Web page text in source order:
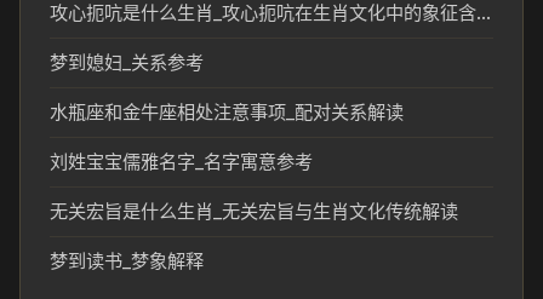
攻心扼吭是什么生肖_攻心扼吭在生肖文化中的象征含义
梦到媳妇_关系参考
水瓶座和金牛座相处注意事项_配对关系解读
刘姓宝宝儒雅名字_名字寓意参考
无关宏旨是什么生肖_无关宏旨与生肖文化传统解读
梦到读书_梦象解释